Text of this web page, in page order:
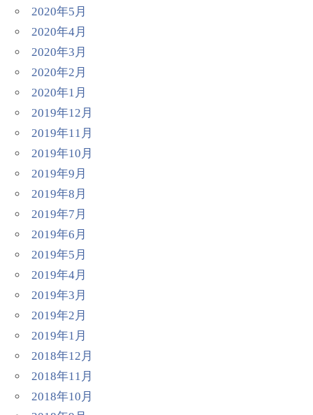
2020年5月
2020年4月
2020年3月
2020年2月
2020年1月
2019年12月
2019年11月
2019年10月
2019年9月
2019年8月
2019年7月
2019年6月
2019年5月
2019年4月
2019年3月
2019年2月
2019年1月
2018年12月
2018年11月
2018年10月